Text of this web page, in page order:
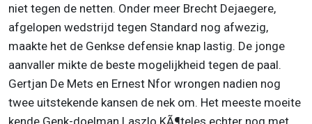
niet tegen de netten. Onder meer Brecht Dejaegere,
afgelopen wedstrijd tegen Standard nog afwezig,
maakte het de Genkse defensie knap lastig. De jonge
aanvaller mikte de beste mogelijkheid tegen de paal.
Gertjan De Mets en Ernest Nfor wrongen nadien nog
twee uitstekende kansen de nek om. Het meeste moeite
kende Genk-doelman Laszlo KÃ¶teles echter nog met